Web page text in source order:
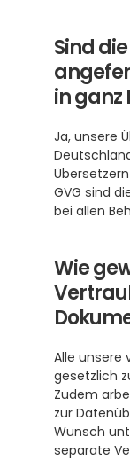
Sind
in ganz
Ja, unsere
GVG sind
bei allen
Wie
Alle unsere
gesetzlich
Zudem
zur
Wunsch
separate